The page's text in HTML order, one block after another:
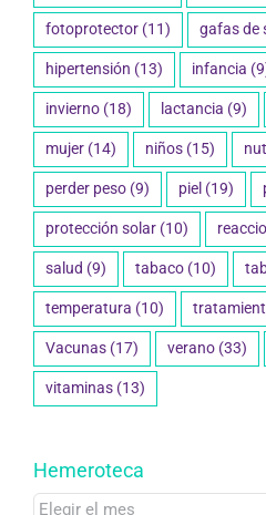
fotoprotector (11) gafas de
hipertensión (13) infancia
invierno (18) lactancia (9)
mujer (14) niños (15)
perder peso (9) piel (19)
protección solar (10)
salud (9) tabaco (10)
temperatura (10)
Vacunas (17) verano (33)
vitaminas (13)
Hemeroteca
Hemeroteca